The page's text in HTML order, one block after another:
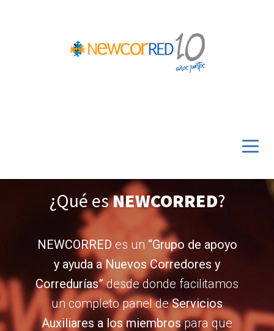
¿Qué esNEWCORRED?
NEWCORRED es un “Grupo de apoyo
y ayuda a Nuevos Corredores y
Corredurías”desde donde facilitamos
un completo panel deServicios
Auxiliares a los miembrospara que